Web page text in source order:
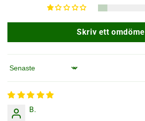
Skriv ett omdöme
Sortera efter
B.